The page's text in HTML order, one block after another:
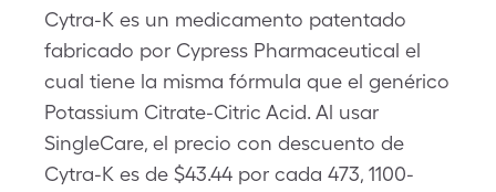
Cytra-K es un medicamento patentado
fabricado por Cypress Pharmaceutical el
cual tiene la misma fórmula que el genérico
Potassium Citrate-Citric Acid. Al usar
SingleCare, el precio con descuento de
Cytra-K es de $43.44 por cada 473, 1100-